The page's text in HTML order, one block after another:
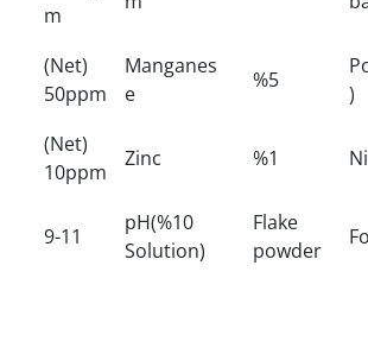
m
(Net)
50ppm
Manganes
e
%5
)
(Net)
10ppm
Zinc %1
9-11
pH(%10
Solution)
Flake
powder